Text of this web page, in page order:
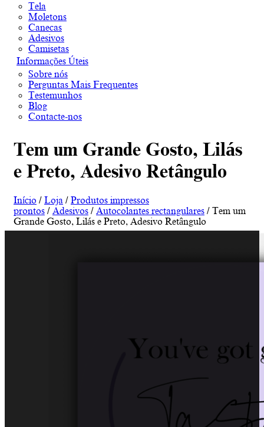
Tela
Moletons
Canecas
Adesivos
Camisetas
Informações Úteis
Sobre nós
Perguntas Mais Frequentes
Testemunhos
Blog
Contacte-nos
Tem um Grande Gosto, Lilás
e Preto, Adesivo Retângulo
Início / Loja / Produtos impressos
prontos / Adesivos / Autocolantes rectangulares / Tem um
Grande Gosto, Lilás e Preto, Adesivo Retângulo